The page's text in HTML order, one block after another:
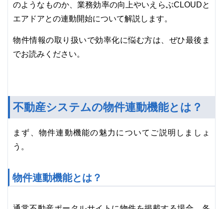
のようなものか、業務効率の向上やいえらぶCLOUDと
エアドアとの連動開始について解説します。
物件情報の取り扱いで効率化に悩む方は、ぜひ最後ま
でお読みください。
不動産システムの物件連動機能とは？
まず、物件連動機能の魅力についてご説明しましょ
う。
物件連動機能とは？